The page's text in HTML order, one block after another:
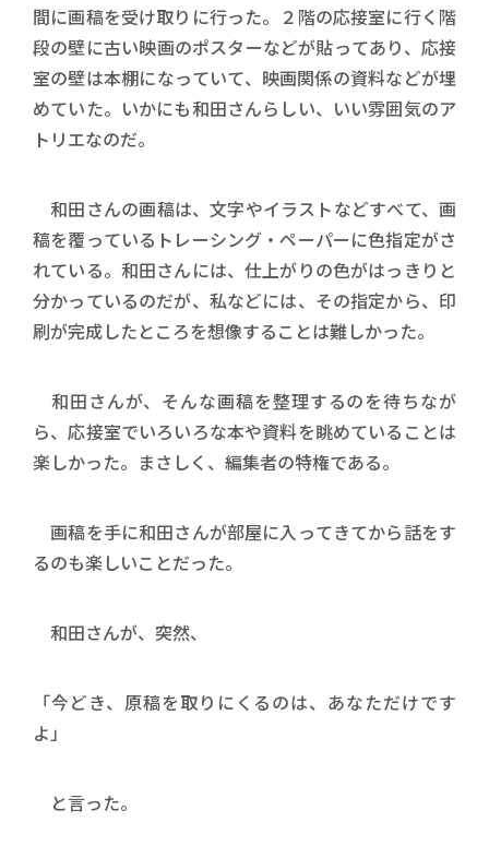
間に画稿を受け取りに行った。２階の応接室に行く階
段の壁に古い映画のポスターなどが貼ってあり、応接
室の壁は本棚になっていて、映画関係の資料などが埋
めていた。いかにも和田さんらしい、いい雰囲気のア
トリエなのだ。
和田さんの画稿は、文字やイラストなどすべて、画
稿を覆っているトレーシング・ペーパーに色指定がさ
れている。和田さんには、仕上がりの色がはっきりと
分かっているのだが、私などには、その指定から、印
刷が完成したところを想像することは難しかった。
和田さんが、そんな画稿を整理するのを待ちなが
ら、応接室でいろいろな本や資料を眺めていることは
楽しかった。まさしく、編集者の特権である。
画稿を手に和田さんが部屋に入ってきてから話をす
るのも楽しいことだった。
和田さんが、突然、
「今どき、原稿を取りにくるのは、あなただけです
よ」
と言った。